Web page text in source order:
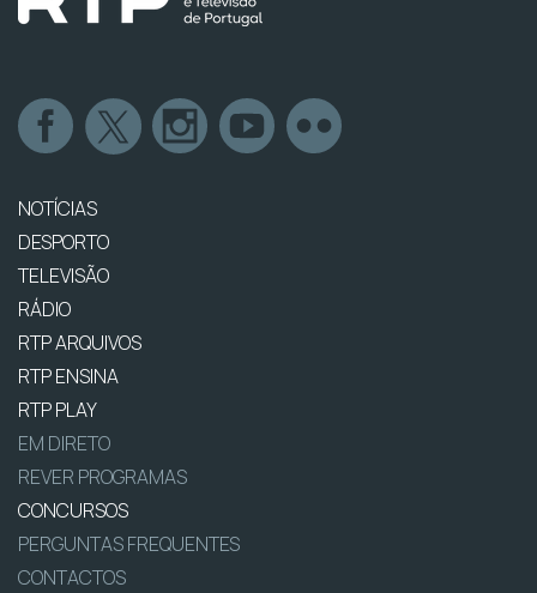
NOTÍCIAS
DESPORTO
TELEVISÃO
RÁDIO
RTP ARQUIVOS
RTP ENSINA
RTP PLAY
EM DIRETO
REVER PROGRAMAS
CONCURSOS
PERGUNTAS FREQUENTES
CONTACTOS